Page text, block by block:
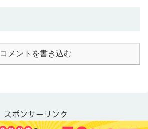
コメントを書き込む
スポンサーリンク